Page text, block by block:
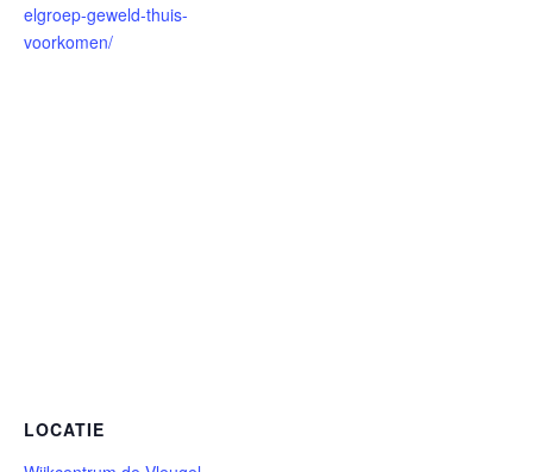
elgroep-geweld-thuis-
voorkomen/
LOCATIE